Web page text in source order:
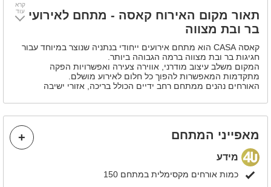
פינת מנגל
שולחן הוקי אוויר
תאור מקום האירוח קאסה - מתחם לאירועי
בר ובת מצווה
קאסה CASA הוא מתחם אירועים ייחודי בנתניה שנוצר במיוחד עבור
חגיגות בר ובת מצווה ברמה הגבוהה ביותר.
המקום משלב עיצוב מודרני, אווירה צעירה ואפשרויות הפקה
מתקדמות המאפשרות להפוך כל חלום לאירוע מושלם.
האורחים נהנים ממתחם רחב ידיים הכולל בריכה, אזורי ישיבה
בזכות מגוון החבילות והשדרוגים, ניתן לבנות אירוע בהתאמה אישית
מלאה ולהעניק לכל חוגג חוויה ייחודית משלו.
קאסה לבחירה מצוינת עבור משפחות המחפשות אירוע בלתי נשכח.
קרא
עוד
מאפייני המתחם
מידע
כמות אורחים מקסימלית במתחם 150